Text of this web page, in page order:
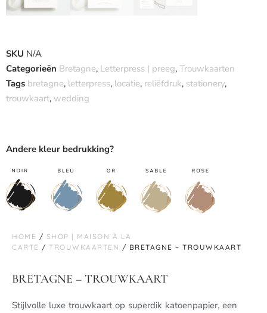
SKU N/A
Categorieën Bretagne, Letterpress | preeg, Trouwkaarten
Tags bretagne, letterpress, locatie, reliëfdruk, stationery,
trouwkaart, wedding
Andere kleur bedrukking?
HOME / SHOP | MAISON À LA
CARTE / TROUWKAARTEN / BRETAGNE – TROUWKAART
BRETAGNE – TROUWKAART
Stijlvolle luxe trouwkaart op superdik katoenpapier, een